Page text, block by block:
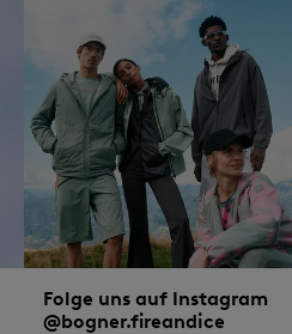
Folge uns auf Instagram
@bogner.fireandice